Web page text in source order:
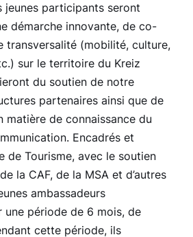
jeunes participants seront
démarche innovante, de co-
transversalité (mobilité, culture,
sur le territoire du Kreiz
du soutien de notre
partenaires ainsi que de
matière de connaissance du
Encadrés et
de Tourisme, avec le soutien
la CAF, de la MSA et d’autres
ambassadeurs
une période de 6 mois, de
cette période, ils